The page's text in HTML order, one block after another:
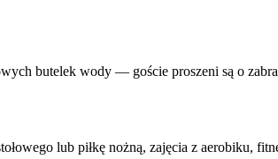
butelek wody — goście proszeni są o
lub piłkę nożną, zajęcia z aerobiku,